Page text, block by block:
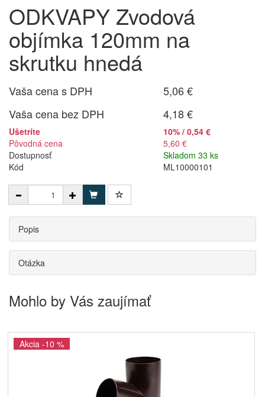
ODKVAPY Zvodová
objímka 120mm na
skrutku hnedá
Vaša cena s DPH
5,06 €
Vaša cena bez DPH
4,18 €
Ušetríte
10% / 0,54 €
Pôvodná cena
5,60 €
Dostupnosť
Skladom 33 ks
Kód
ML10000101
Popis
Otázka
Mohlo by Vás zaujímať
Akcia -10 %